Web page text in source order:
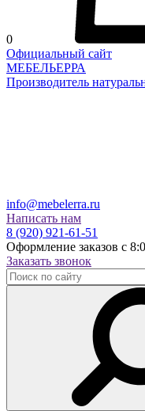
0
Официальный сайт
МЕБЕЛЬЕРРА
Производитель
info@mebelerra.ru
Написать нам
8 (920) 921-61-51
Оформление заказов с
Заказать звонок